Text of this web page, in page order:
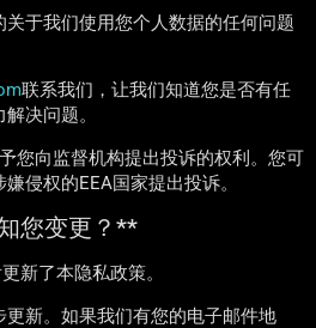
于我们使用您个人数据的任何问题
联系我们，让我们知道您是否有任
决问题。
您向监督机构提出投诉的权利。您可
侵权的EEA国家提出投诉。
您变更？**
新了本隐私政策。
新。如果我们有您的电子邮件地